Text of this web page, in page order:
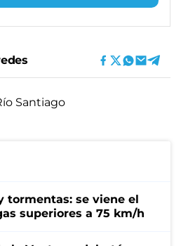
Santiago
tormentas: se viene el
superiores a 75 km/h